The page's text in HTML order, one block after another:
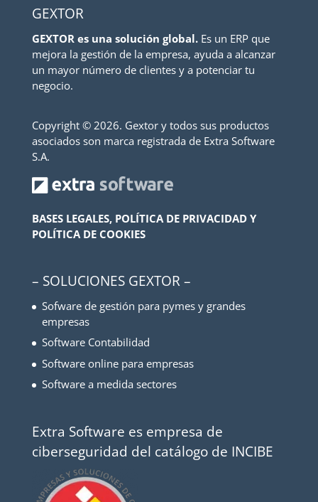
GEXTOR
GEXTOR es una solución global.Es un ERP que
mejora la gestión de la empresa, ayuda a alcanzar
un mayor número de clientes y a potenciar tu
negocio.
Copyright © 2026. Gextor y todos sus productos
asociados son marca registrada de Extra Software
S.A.
BASES LEGALES, POLÍTICA DE PRIVACIDAD Y
POLÍTICA DE COOKIES
– SOLUCIONES GEXTOR –
Sofware de gestión para pymes y grandes
empresas
Software Contabilidad
Software online para empresas
Software a medida sectores
Extra Software es empresa de
ciberseguridad del catálogo de INCIBE